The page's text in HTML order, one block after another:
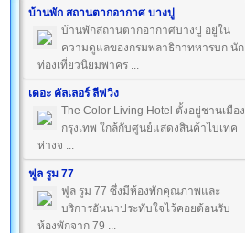
บ้านพัก สถานตากอากาศ บางปู
บ้านพักสถานตากอากาศบางปู อยู่ใน
ความดูแลของกรมพลาธิกาทหารบก นัก
ท่องเที่ยวนิยมพาคร ...
เดอะ คัลเลอร์ ลีฟวิง
The Color Living Hotel ตั้งอยู่ชานเมือง
กรุงเทพ ใกล้กับศูนย์แสดงสินค้าไบเทค
ห่างจ ...
ฟูล รูม 77
ฟูล รูม 77 ซึ่งมีห้องพักคุณภาพและ
บริการอันน่าประทับใจไว้คอยต้อนรับ
ห้องพักจาก 79 ...